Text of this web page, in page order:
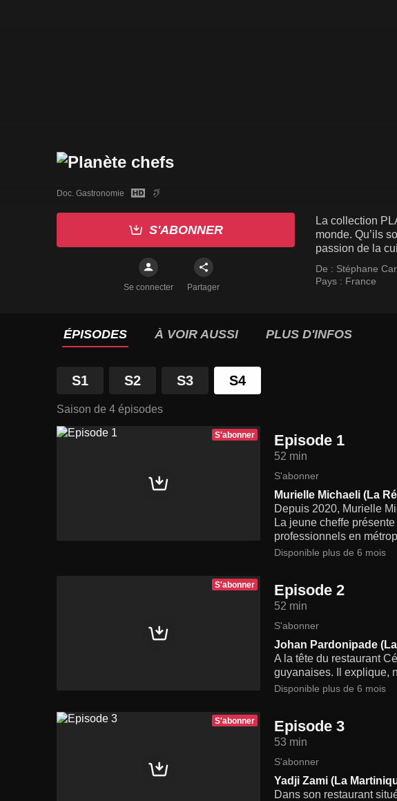
Doc. Gastronomie
S'ABONNER
Se connecter Partager
La collection
monde. Qu’ils
passion de la
De : Stéphane
Pays : France
ÉPISODES À VOIR AUSSI PLUS D'INFOS
S1 S2 S3 S4
Saison de 4 épisodes
S'abonner Episode 1
52 min
S'abonner
Murielle Michaeli (La
Depuis 2020, Murielle
La jeune cheffe
professionnels en
Disponible plus de 6 mois
S'abonner Episode 2
52 min
S'abonner
Johan Pardonipade
A la tête du restaurant
guyanaises. Il explique,
Disponible plus de 6 mois
S'abonner Episode 3
53 min
S'abonner
Yadji Zami (La
Dans son restaurant